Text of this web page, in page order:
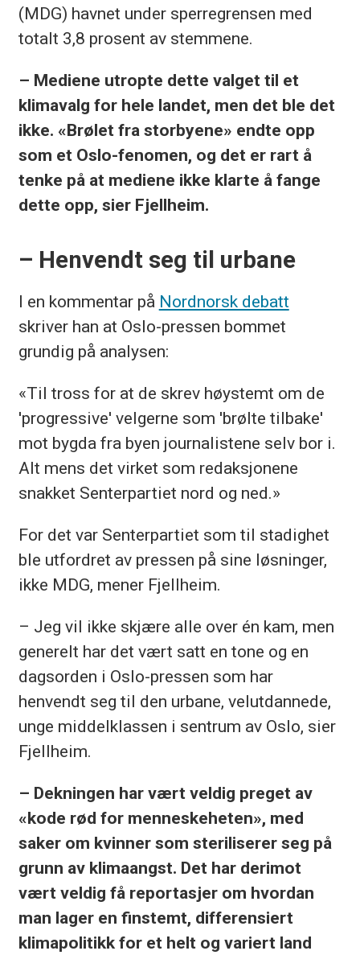
(MDG) havnet under sperregrensen med
totalt 3,8 prosent av stemmene.
– Mediene utropte dette valget til et
klimavalg for hele landet, men det ble det
ikke. «Brølet fra storbyene» endte opp
som et Oslo-fenomen, og det er rart å
tenke på at mediene ikke klarte å fange
dette opp, sier Fjellheim.
– Henvendt seg til urbane
I en kommentar på Nordnorsk debatt
skriver han at Oslo-pressen bommet
grundig på analysen:
«Til tross for at de skrev høystemt om de
'progressive' velgerne som 'brølte tilbake'
mot bygda fra byen journalistene selv bor i.
Alt mens det virket som redaksjonene
snakket Senterpartiet nord og ned.»
For det var Senterpartiet som til stadighet
ble utfordret av pressen på sine løsninger,
ikke MDG, mener Fjellheim.
– Jeg vil ikke skjære alle over én kam, men
generelt har det vært satt en tone og en
dagsorden i Oslo-pressen som har
henvendt seg til den urbane, velutdannede,
unge middelklassen i sentrum av Oslo, sier
Fjellheim.
– Dekningen har vært veldig preget av
«kode rød for menneskeheten», med
saker om kvinner som steriliserer seg på
grunn av klimaangst. Det har derimot
vært veldig få reportasjer om hvordan
man lager en finstemt, differensiert
klimapolitikk for et helt og variert land